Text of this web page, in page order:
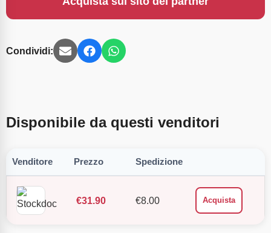
Condividi:
Disponibile da questi venditori
Venditore Prezzo Spedizione
€31.90 €8.00 Acquista